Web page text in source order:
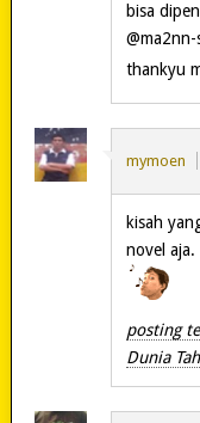
bisa
thankyu
mymoen
kisah
novel
posting
Dunia